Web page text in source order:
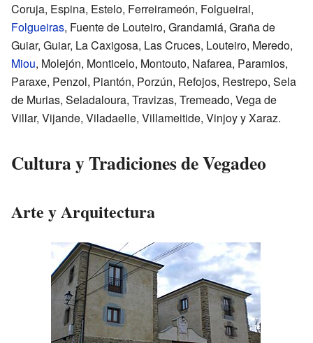
Coruja, Espina, Estelo, Ferreirameón, Folgueiral,
Folgueiras, Fuente de Louteiro, Grandamiá, Graña de
Guiar, Guiar, La Caxigosa, Las Cruces, Louteiro, Meredo,
Miou, Molejón, Monticelo, Montouto, Nafarea, Paramios,
Paraxe, Penzol, Piantón, Porzún, Refojos, Restrepo, Sela
de Murias, Seladaloura, Travizas, Tremeado, Vega de
Villar, Vijande, Viladaelle, Villameitide, Vinjoy y Xaraz.
Cultura y Tradiciones de Vegadeo
Arte y Arquitectura